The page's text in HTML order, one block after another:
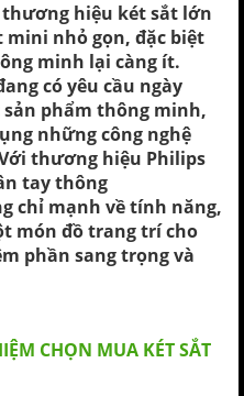
hiệu két sắt lớn
mini nhỏ gọn, đặc biệt
minh lại càng ít.
có yêu cầu ngày
sản phẩm thông minh,
những công nghệ
thương hiệu Philips
tay thông
chỉ mạnh về tính năng,
món đồ trang trí cho
phần sang trọng và
CHỌN MUA KÉT SẮT